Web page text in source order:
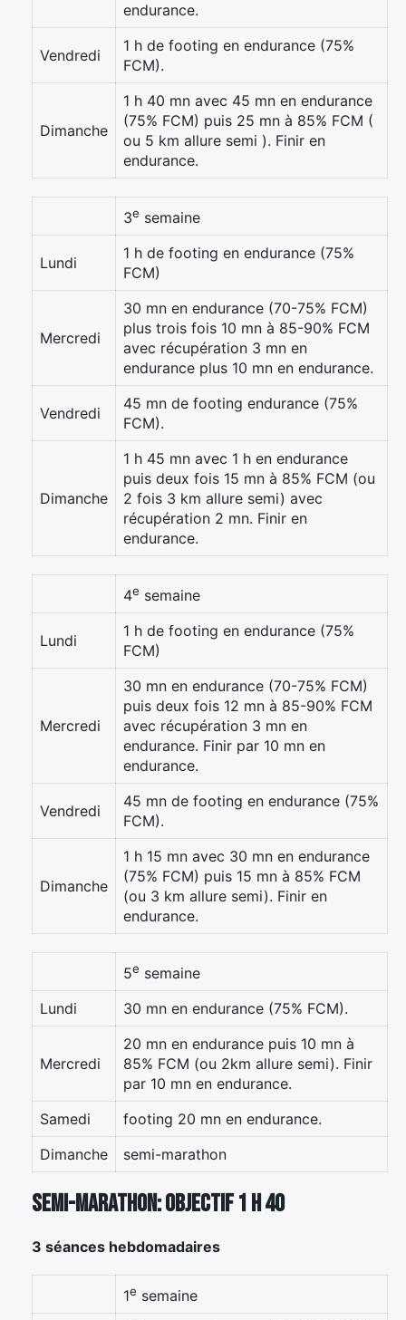
endurance.
Vendredi
1 h de footing en endurance (75%
FCM).
Dimanche
1 h 40 mn avec 45 mn en endurance
(75% FCM) puis 25 mn à 85% FCM (
ou 5 km allure semi ). Finir en
endurance.
3e semaine
Lundi
1 h de footing en endurance (75%
FCM)
Mercredi
30 mn en endurance (70-75% FCM)
plus trois fois 10 mn à 85-90% FCM
avec récupération 3 mn en
endurance plus 10 mn en endurance.
Vendredi
45 mn de footing endurance (75%
FCM).
Dimanche
1 h 45 mn avec 1 h en endurance
puis deux fois 15 mn à 85% FCM (ou
2 fois 3 km allure semi) avec
récupération 2 mn. Finir en
endurance.
4e semaine
Lundi
1 h de footing en endurance (75%
FCM)
Mercredi
30 mn en endurance (70-75% FCM)
puis deux fois 12 mn à 85-90% FCM
avec récupération 3 mn en
endurance. Finir par 10 mn en
endurance.
Vendredi
45 mn de footing en endurance (75%
FCM).
Dimanche
1 h 15 mn avec 30 mn en endurance
(75% FCM) puis 15 mn à 85% FCM
(ou 3 km allure semi). Finir en
endurance.
5e semaine
Lundi
30 mn en endurance (75% FCM).
Mercredi
20 mn en endurance puis 10 mn à
85% FCM (ou 2km allure semi). Finir
par 10 mn en endurance.
Samedi
footing 20 mn en endurance.
Dimanche
semi-marathon
Semi-marathon: objectif 1 h 40
3 séances hebdomadaires
1e semaine
Rechercher
: